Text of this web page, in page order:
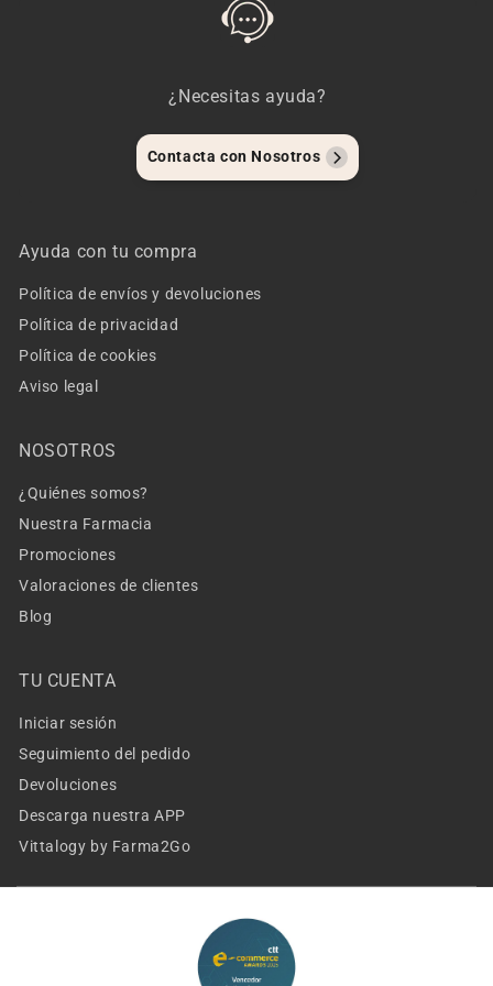
¿Necesitas ayuda?
Contacta con Nosotros
Ayuda con tu compra
Política de envíos y devoluciones
Política de privacidad
Política de cookies
Aviso legal
NOSOTROS
¿Quiénes somos?
Nuestra Farmacia
Promociones
Valoraciones de clientes
Blog
TU CUENTA
Iniciar sesión
Seguimiento del pedido
Devoluciones
Descarga nuestra APP
Vittalogy by Farma2Go